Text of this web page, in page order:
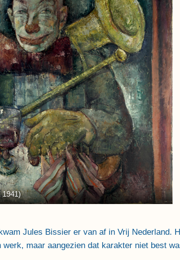
1941)
Jules Bissier er van af in Vrij Nederland.
maar aangezien dat karakter niet best